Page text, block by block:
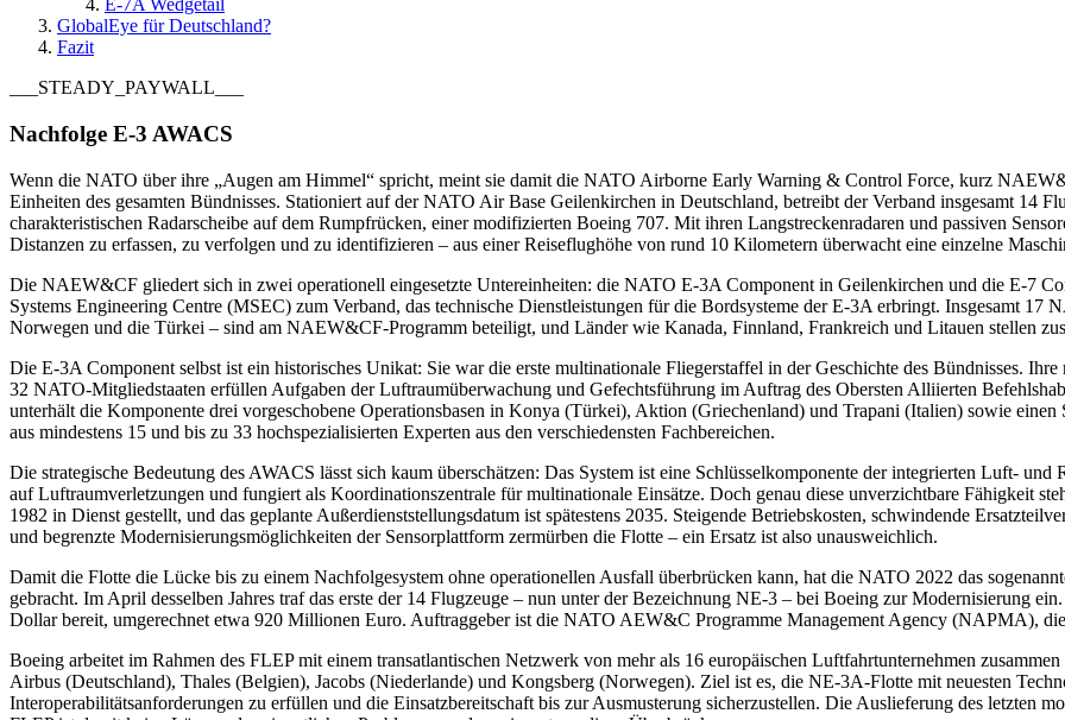
E-7A Wedgetail
GlobalEye für Deutschland?
Fazit
___STEADY_PAYWALL___
Nachfolge E-3 AWACS
Wenn die NATO über ihre „Augen am Himmel“ spricht, meint sie damit die NATO Airborne Early Warning & Control Force, kurz
Einheiten des gesamten Bündnisses. Stationiert auf der NATO Air Base Geilenkirchen in Deutschland, betreibt der Verband insgesamt 14
charakteristischen Radarscheibe auf dem Rumpfrücken, einer modifizierten Boeing 707. Mit ihren Langstreckenradaren und passiven
Distanzen zu erfassen, zu verfolgen und zu identifizieren – aus einer Reiseflughöhe von rund 10 Kilometern überwacht eine einzelne
Die NAEW&CF gliedert sich in zwei operationell eingesetzte Untereinheiten: die NATO E-3A Component in Geilenkirchen und die E-7
Systems Engineering Centre (MSEC) zum Verband, das technische Dienstleistungen für die Bordsysteme der E-3A erbringt. Insgesamt
Norwegen und die Türkei – sind am NAEW&CF-Programm beteiligt, und Länder wie Kanada, Finnland, Frankreich und Litauen stellen
Die E-3A Component selbst ist ein historisches Unikat: Sie war die erste multinationale Fliegerstaffel in der Geschichte des Bündnisses.
32 NATO-Mitgliedstaaten erfüllen Aufgaben der Luftraumüberwachung und Gefechtsführung im Auftrag des Obersten Alliierten
unterhält die Komponente drei vorgeschobene Operationsbasen in Konya (Türkei), Aktion (Griechenland) und Trapani (Italien) sowie
aus mindestens 15 und bis zu 33 hochspezialisierten Experten aus den verschiedensten Fachbereichen.
Die strategische Bedeutung des AWACS lässt sich kaum überschätzen: Das System ist eine Schlüsselkomponente der integrierten Luft-
auf Luftraumverletzungen und fungiert als Koordinationszentrale für multinationale Einsätze. Doch genau diese unverzichtbare Fähigkeit
1982 in Dienst gestellt, und das geplante Außerdienststellungsdatum ist spätestens 2035. Steigende Betriebskosten, schwindende
und begrenzte Modernisierungsmöglichkeiten der Sensorplattform zermürben die Flotte – ein Ersatz ist also unausweichlich.
Damit die Flotte die Lücke bis zu einem Nachfolgesystem ohne operationellen Ausfall überbrücken kann, hat die NATO 2022 das
gebracht. Im April desselben Jahres traf das erste der 14 Flugzeuge – nun unter der Bezeichnung NE-3 – bei Boeing zur Modernisierung
Dollar bereit, umgerechnet etwa 920 Millionen Euro. Auftraggeber ist die NATO AEW&C Programme Management Agency (NAPMA),
Boeing arbeitet im Rahmen des FLEP mit einem transatlantischen Netzwerk von mehr als 16 europäischen Luftfahrtunternehmen
Airbus (Deutschland), Thales (Belgien), Jacobs (Niederlande) und Kongsberg (Norwegen). Ziel ist es, die NE-3A-Flotte mit neuesten
Interoperabilitätsanforderungen zu erfüllen und die Einsatzbereitschaft bis zur Ausmusterung sicherzustellen. Die Auslieferung des letzten